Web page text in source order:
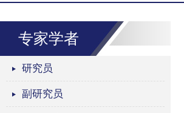
专家学者
研究员
副研究员